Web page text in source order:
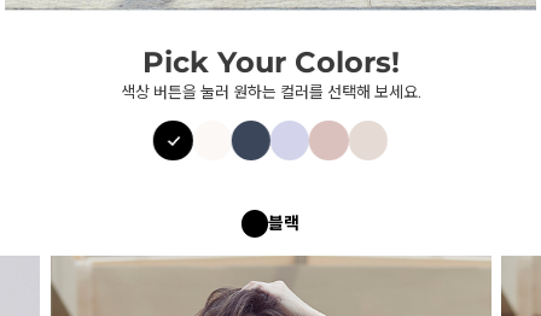
Pick Your Colors!
색상 버튼을 눌러 원하는 컬러를 선택해 보세요.
블랙